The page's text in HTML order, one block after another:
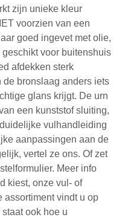
zijn unieke kleur
voorzien van een
goed ingevet met olie,
voor buitenshuis
afdekken sterk
de bronslaag anders iets
glans krijgt. De urn
een kunststof sluiting,
vulhandleiding
aanpassingen aan de
vertel ze ons. Of zet
Meer info
kiest, onze vul- of
assortiment vindt u op
ook hoe u